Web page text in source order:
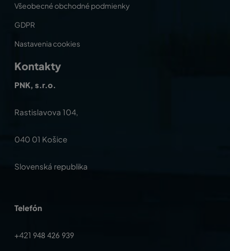
Všeobecné obchodné podmienky
GDPR
Nastavenia cookies
Kontakty
PNK, s.r.o.
Rastislavova 104,
040 01 Košice
Slovenská republika
Telefón
+421 948 426 939